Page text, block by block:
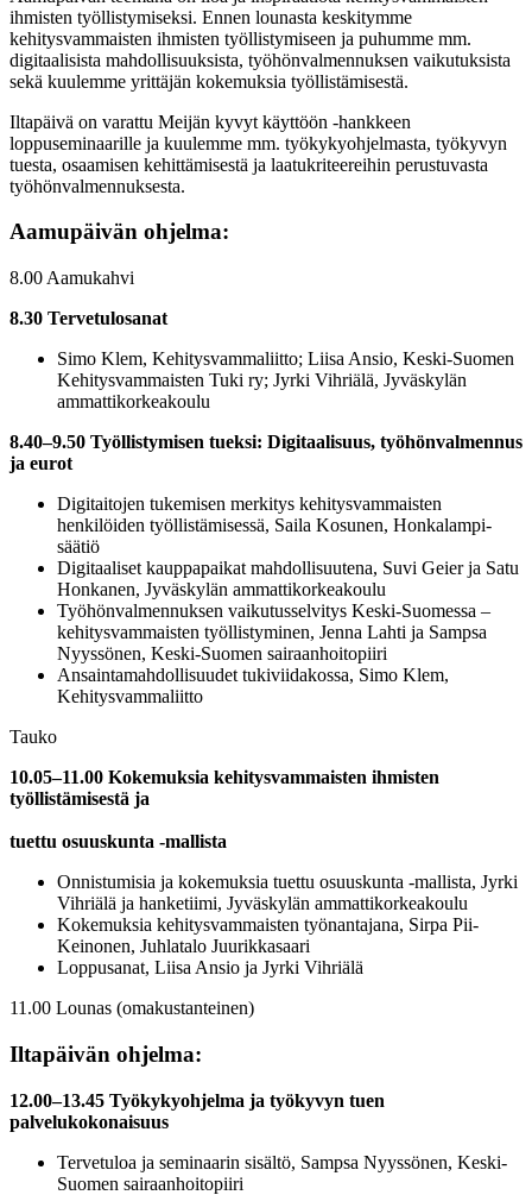
ihmisten työllistymiseksi. Ennen lounasta keskitymme
kehitysvammaisten ihmisten työllistymiseen ja puhumme mm.
digitaalisista mahdollisuuksista, työhönvalmennuksen vaikutuksista
sekä kuulemme yrittäjän kokemuksia työllistämisestä.
Iltapäivä on varattu Meijän kyvyt käyttöön -hankkeen
loppuseminaarille ja kuulemme mm. työkykyohjelmasta, työkyvyn
tuesta, osaamisen kehittämisestä ja laatukriteereihin perustuvasta
työhönvalmennuksesta.
Aamupäivän ohjelma:
8.00 Aamukahvi
8.30 Tervetulosanat
Simo Klem, Kehitysvammaliitto; Liisa Ansio, Keski-Suomen
Kehitysvammaisten Tuki ry; Jyrki Vihriälä, Jyväskylän
ammattikorkeakoulu
8.40–9.50 Työllistymisen tueksi: Digitaalisuus, työhönvalmennus
ja eurot
Digitaitojen tukemisen merkitys kehitysvammaisten
henkilöiden työllistämisessä, Saila Kosunen, Honkalampi-
säätiö
Digitaaliset kauppapaikat mahdollisuutena, Suvi Geier ja Satu
Honkanen, Jyväskylän ammattikorkeakoulu
Työhönvalmennuksen vaikutusselvitys Keski-Suomessa –
kehitysvammaisten työllistyminen, Jenna Lahti ja Sampsa
Nyyssönen, Keski-Suomen sairaanhoitopiiri
Ansaintamahdollisuudet tukiviidakossa, Simo Klem,
Kehitysvammaliitto
Tauko
10.05–11.00 Kokemuksia kehitysvammaisten ihmisten
työllistämisestä ja
tuettu osuuskunta -mallista
Onnistumisia ja kokemuksia tuettu osuuskunta -mallista, Jyrki
Vihriälä ja hanketiimi, Jyväskylän ammattikorkeakoulu
Kokemuksia kehitysvammaisten työnantajana, Sirpa Pii-
Keinonen, Juhlatalo Juurikkasaari
Loppusanat, Liisa Ansio ja Jyrki Vihriälä
11.00 Lounas (omakustanteinen)
Iltapäivän ohjelma:
12.00–13.45 Työkykyohjelma ja työkyvyn tuen
palvelukokonaisuus
Tervetuloa ja seminaarin sisältö, Sampsa Nyyssönen, Keski-
Suomen sairaanhoitopiiri